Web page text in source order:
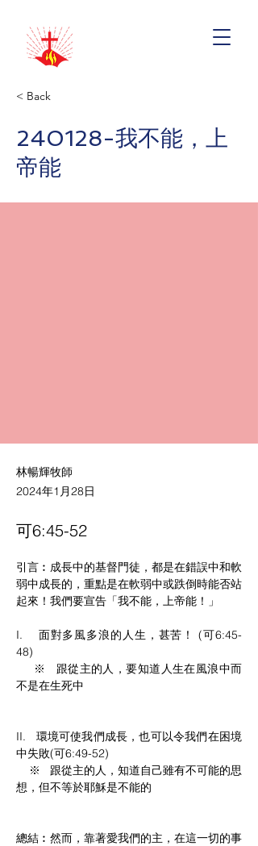
< Back
240128-我不能，上
帝能
林暢輝牧師
2024年1月28日
可6:45-52
引言︰成長中的基督門徒，都是在錯誤中和軟
弱中成長的，重點是在軟弱中或跌倒時能否站
起來！我們要宣告「我不能，上帝能！」
I.    面對多風多浪的人生，甚苦！ (可6:45-
48)
※   跟從主的人，要知道人生在風浪中而
不是在生死中
II.   環境可使我們成長，也可以令我們在困境
中失敗(可6:49-52)
想，但不等於耶穌是不能的
總結︰然而，靠著愛我們的主，在這一切的事